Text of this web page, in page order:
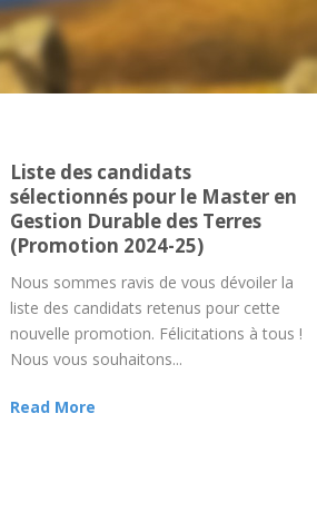
Liste des candidats
sélectionnés pour le Master en
Gestion Durable des Terres
(Promotion 2024-25)
Nous sommes ravis de vous dévoiler la
liste des candidats retenus pour cette
nouvelle promotion. Félicitations à tous !
Nous vous souhaitons...
Read More